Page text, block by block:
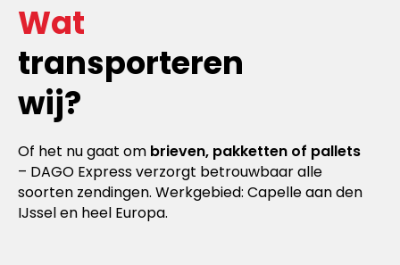
Wat
transporteren
wij?
Of het nu gaat om brieven, pakketten of pallets
– DAGO Express verzorgt betrouwbaar alle
soorten zendingen. Werkgebied: Capelle aan den
IJssel en heel Europa.